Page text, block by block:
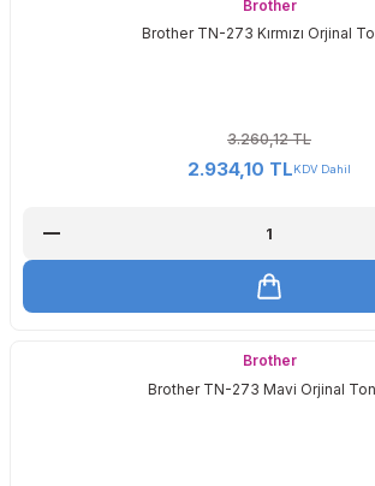
Brother
Brother TN-273 Kırmızı Orjinal
3.260,12 TL
2.934,10 TLKDV Dahil
Brother
Brother TN-273 Mavi Orjinal